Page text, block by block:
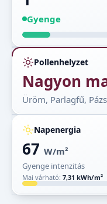
Gyenge
Pollenhelyzet
Nagyon
Üröm, Parlagfű,
Napenergia
67 W/m²
Gyenge intenzitás
Mai várható: 7,31 kWh/m²